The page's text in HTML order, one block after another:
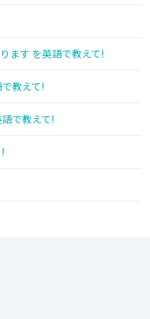
ます を英語で教えて!
教えて!
で教えて!